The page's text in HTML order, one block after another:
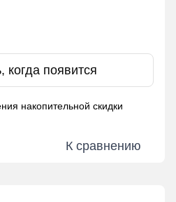
когда появится
накопительной скидки
К сравнению